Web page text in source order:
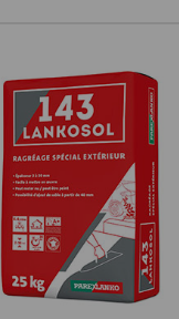
DE RÉPARATION BÉTON
FIN RAPIDE 25KG